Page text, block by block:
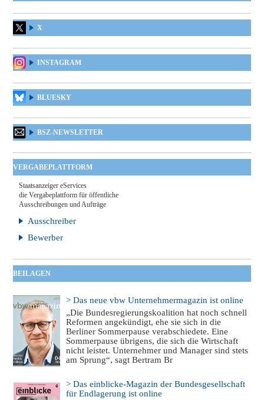
X
INSTAGRAM
BLUESKY
BSZ-NEWSLETTER
VERGABEPLATTFORM
Staatsanzeiger eServices
die Vergabeplattform für öffentliche
Ausschreibungen und Aufträge
Ausschreiber
Bewerber
BEILAGEN
> Das neue vbw Unternehmermagazin ist online
„Die Bundesregierungskoalition hat noch schnell
Reformen angekündigt, ehe sie sich in die
Berliner Sommerpause verabschiedete. Eine
Sommerpause übrigens, die sich die Wirtschaft
nicht leistet. Unternehmer und Manager sind stets
am Sprung“, sagt Bertram Br
> Das einblicke-Magazin der Bundesgesellschaft
für Endlagerung ist online